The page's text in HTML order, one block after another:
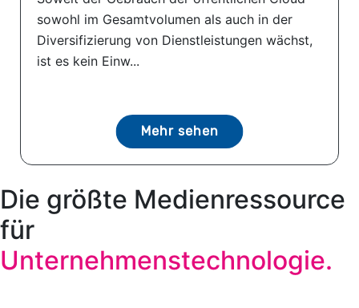
sowohl im Gesamtvolumen als auch in der
Diversifizierung von Dienstleistungen wächst,
ist es kein Einw...
Mehr sehen
Die größte Medienressource
für
Unternehmenstechnologie.